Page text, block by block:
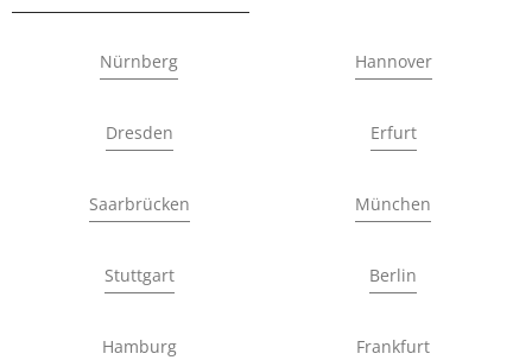
Nürnberg Hannover
Dresden Erfurt
Saarbrücken München
Stuttgart Berlin
Hamburg Frankfurt